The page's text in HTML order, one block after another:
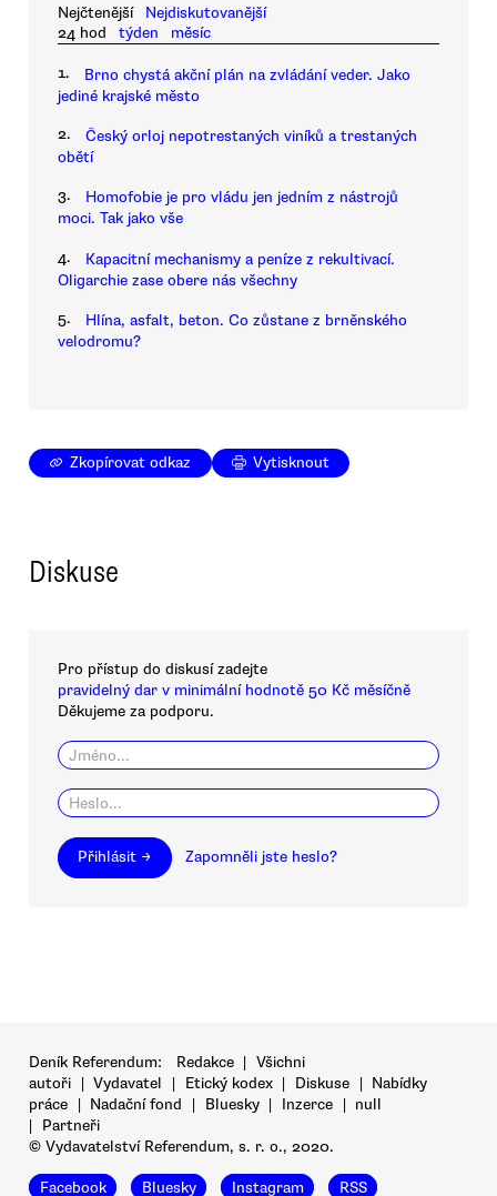
Nejčtenější
Nejdiskutovanější
24 hod
týden měsíc
1.
Brno chystá akční plán na zvládání veder. Jako
jediné krajské město
2.
Český orloj nepotrestaných viníků a trestaných
obětí
3.
Homofobie je pro vládu jen jedním z nástrojů
moci. Tak jako vše
4.
Kapacitní mechanismy a peníze z rekultivací.
Oligarchie zase obere nás všechny
5.
Hlína, asfalt, beton. Co zůstane z brněnského
velodromu?
Zkopírovat odkaz Vytisknout
Diskuse
Pro přístup do diskusí zadejte
pravidelný dar v minimální hodnotě 50 Kč měsíčně
Děkujeme za podporu.
Přihlásit → Zapomněli jste heslo?
Deník Referendum: Redakce | Všichni
autoři | Vydavatel | Etický kodex | Diskuse | Nabídky
práce | Nadační fond | Bluesky | Inzerce | null
|
Partneři
© Vydavatelství Referendum, s. r. o., 2020.
Facebook Bluesky Instagram RSS